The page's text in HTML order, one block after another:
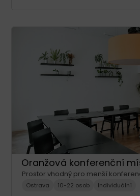
Oranžová konferenční
Prostor vhodný pro menší
Ostrava 10-22 osob Individuální